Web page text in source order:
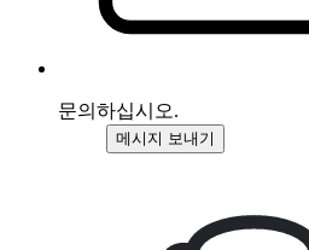
문의하십시오.
메시지 보내기